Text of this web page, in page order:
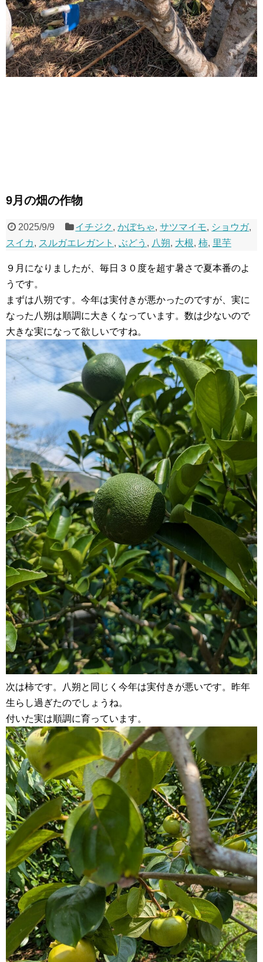
9月の畑の作物
2025/9/9 イチジク ,かぼちゃ,サツマイモ, ショウガ,
スイカ, スルガエレガント , ぶどう , 八朔, 大根, 柿, 里芋
９月になりましたが、毎日３０度を超す暑さで夏本番のよ
うです。
まずは八朔です。今年は実付きが悪かったのですが、実に
なった八朔は順調に大きくなっています。数は少ないので
大きな実になって欲しいですね。
次は柿です。八朔と同じく今年は実付きが悪いです。昨年
生らし過ぎたのでしょうね。
付いた実は順調に育っています。